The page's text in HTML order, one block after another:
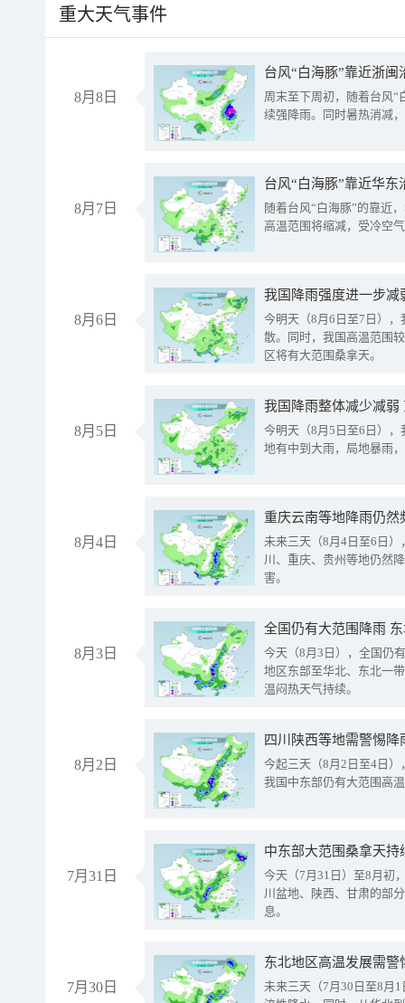
重大天气事件
8月8日
台风“白海豚”靠近浙
周末至下周初，随着台风“
续强降雨。同时暑热消减
8月7日
台风“白海豚”靠近华
随着台风“白海豚”的靠近
高温范围将缩减，受冷空
8月6日
今明天（8月6日至7日）
散。同时，我国高温范围
区将有大范围桑拿天。
8月5日
我国降雨整体减少减弱
今明天（8月5日至6日）
地有中到大雨，局地暴雨
8月4日
重庆云南等地降雨仍然
未来三天（8月4日至6日
川、重庆、贵州等地仍然
害。
8月3日
全国仍有大范围降雨
今天（8月3日），全国仍
地区东部至华北、东北一
温闷热天气持续。
8月2日
今起三天（8月2日至4日
我国中东部仍有大范围高
7月31日
中东部大范围桑拿天
今天（7月31日）至8月初
川盆地、陕西、甘肃的部
息。
7月30日
东北地区高温发展需
未来三天（7月30日至8月